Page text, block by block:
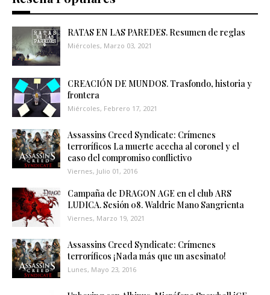
RATAS EN LAS PAREDES. Resumen de reglas
Miércoles, Marzo 03, 2021
CREACIÓN DE MUNDOS. Trasfondo, historia y
frontera
Miércoles, Febrero 17, 2021
Assassins Creed Syndicate: Crímenes
terroríficos La muerte acecha al coronel y el
caso del compromiso conflictivo
Viernes, Julio 01, 2016
Campaña de DRAGON AGE en el club ARS
LUDICA. Sesión 08. Waldric Mano Sangrienta
Viernes, Marzo 19, 2021
Assassins Creed Syndicate: Crímenes
terroríficos ¡Nada más que un asesinato!
Lunes, Mayo 23, 2016